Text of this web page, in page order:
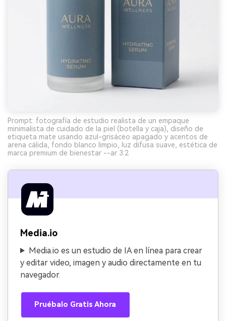
Prompt: fotografía de estudio realista de un empaque
minimalista de cuidado de la piel (botella y caja), diseño de
etiqueta mate usando azul-grisáceo apagado y acentos de
arena cálida, fondo blanco limpio, luz difusa suave, estética de
marca premium de bienestar --ar 3:2
Media.io
Media.io es un estudio de IA en línea para crear
y editar video, imagen y audio directamente en tu
navegador.
Pruébalo Gratis Ahora